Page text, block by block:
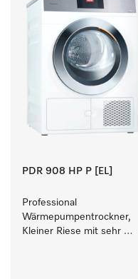
PDR 908 HP P [EL]
Professional
Wärmepumpentrockner,
Kleiner Riese mit sehr